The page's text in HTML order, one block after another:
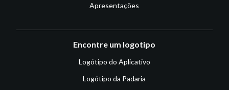
Apresentações
Encontre um logotipo
Logótipo do Aplicativo
Logótipo da Padaria